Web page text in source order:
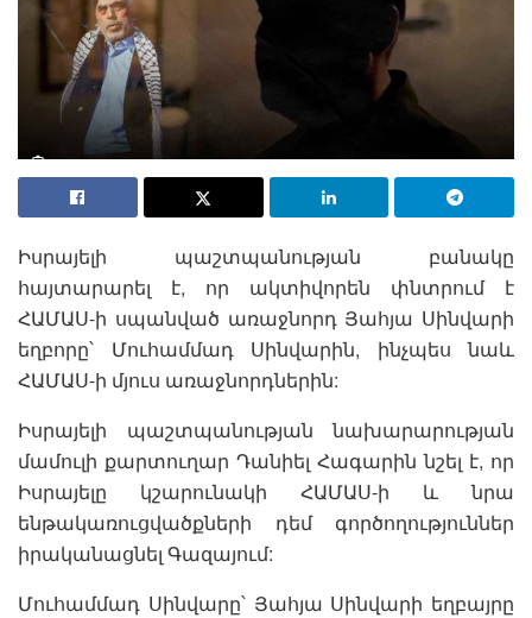
Իսրայելի պաշտպանության բանակը
հայտարարել է, որ ակտիվորեն փնտրում է
ՀԱՄԱՍ-ի սպանված առաջնորդ Յահյա Սինվարի
եղբորը՝ Մուհամմադ Սինվարին, ինչպես նաև
ՀԱՄԱՍ-ի մյուս առաջնորդներին:
Իսրայելի պաշտպանության նախարարության
մամուլի քարտուղար Դանիել Հագարին նշել է, որ
Իսրայելը կշարունակի ՀԱՄԱՍ-ի և նրա
ենթակառուցվածքների դեմ գործողություններ
իրականացնել Գազայում:
Մուհամմադ Սինվարը՝ Յահյա Սինվարի եղբայրը